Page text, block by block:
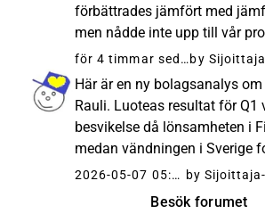
förbättrades jämfört med
men nådde inte upp till vår
berodde främst på att
fortfarande var
prognos om nollresultat, även
för 4 timmar sedan
Här är en ny bolagsanalys
Rauli. Luoteas resultat för Q1
besvikelse då lönsamheten i
medan vändningen i Sverige
sänkte våra prognoser för i år
sig i en tydlig ...
2026-05-07 05:28
Besök forumet